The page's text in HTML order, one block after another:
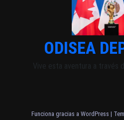
ODISEA
Vive esta aventura a través
Funciona gracias a WordPress |